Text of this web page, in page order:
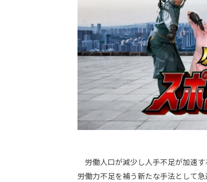
労働人口が減少し人手不足が加速
労働力不足を補う新たな手法として